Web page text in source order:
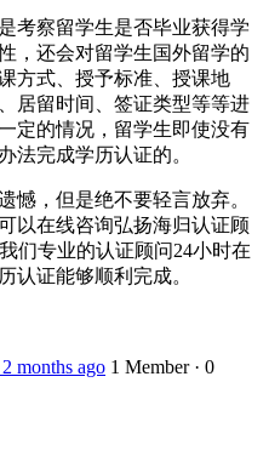
考察留学生是否毕业获得学
，还会对留学生国外留学的
方式、授予标准、授课地
居留时间、签证类型等等进
定的情况，留学生即使没有
法完成学历认证的。
憾，但是绝不要轻言放弃。
以在线咨询弘扬海归认证顾
们专业的认证顾问24小时在
认证能够顺利完成。
months ago 1 Member · 0